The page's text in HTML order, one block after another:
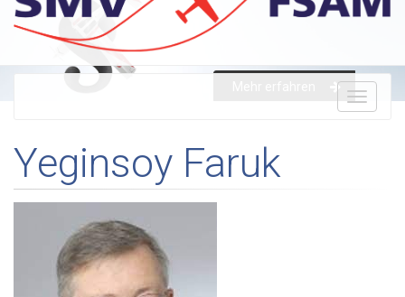
Yeginsoy Faruk